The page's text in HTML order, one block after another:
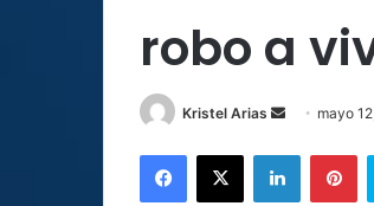
robo a
Kristel Arias
Send mayo
Facebook
X LinkedIn